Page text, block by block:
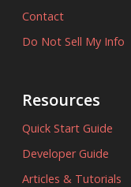
Contact
Do Not Sell My Info
Resources
Quick Start Guide
Developer Guide
Articles & Tutorials